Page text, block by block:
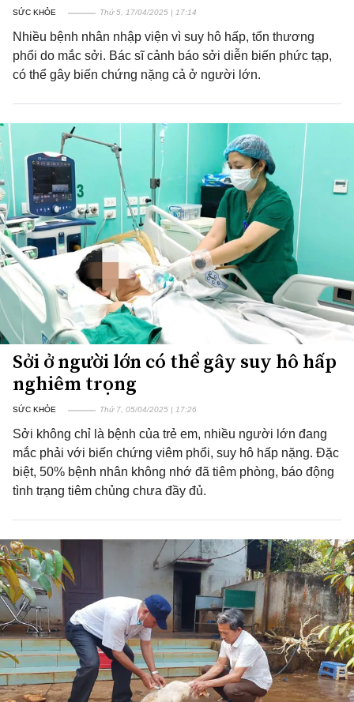
SỨC KHỎE Thứ 5, 17/04/2025 | 17:14
Nhiều bệnh nhân nhập viện vì suy hô hấp, tổn thương
phổi do mắc sởi. Bác sĩ cảnh báo sởi diễn biến phức tạp,
có thể gây biến chứng nặng cả ở người lớn.
Sởi ở người lớn có thể gây suy hô hấp
nghiêm trọng
SỨC KHỎE Thứ 7, 05/04/2025 | 17:26
Sởi không chỉ là bệnh của trẻ em, nhiều người lớn đang
mắc phải với biến chứng viêm phổi, suy hô hấp nặng. Đặc
biệt, 50% bệnh nhân không nhớ đã tiêm phòng, báo động
tình trạng tiêm chủng chưa đầy đủ.